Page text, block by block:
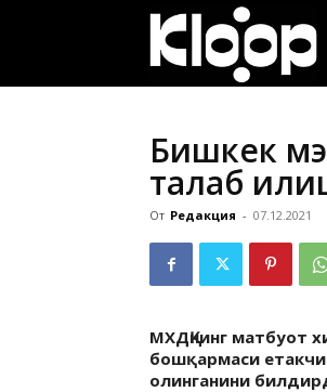
Бишкек
талаб
От Редакция - 07.12.2021
МХДҚнинг матбуот
бошқармаси
олинганини